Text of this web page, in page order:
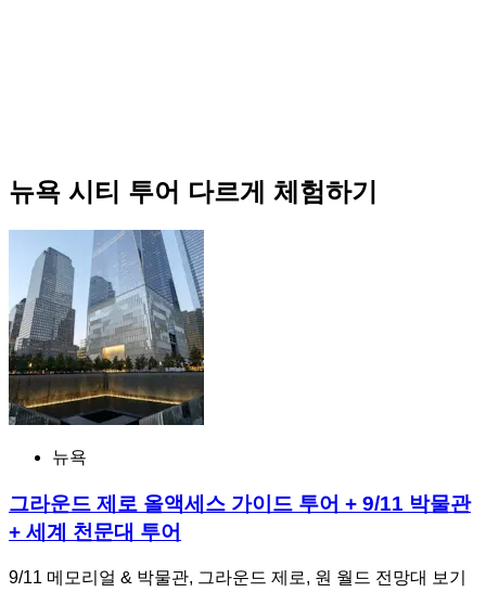
뉴욕 시티 투어 다르게 체험하기
뉴욕
그라운드 제로 올액세스 가이드 투어 + 9/11 박물관
+ 세계 천문대 투어
9/11 메모리얼 & 박물관, 그라운드 제로, 원 월드 전망대 보기